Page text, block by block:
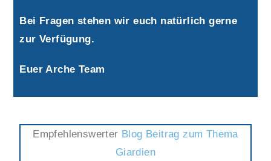
Bei Fragen stehen wir euch natürlich gerne
zur Verfügung.
Euer Arche Team
Empfehlenswerter Blog Beitrag zum Thema
Giardien